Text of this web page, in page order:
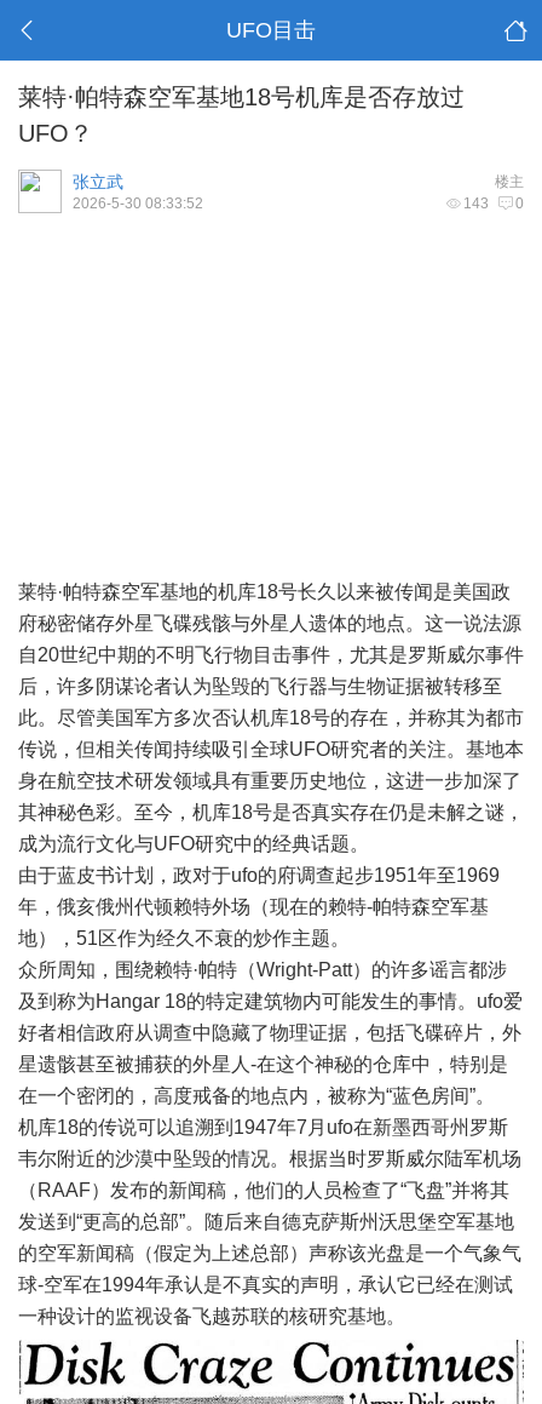
UFO目击
莱特·帕特森空军基地18号机库是否存放过
UFO？
楼主
张立武
143 0
2026-5-30 08:33:52
莱特·帕特森空军基地的机库18号长久以来被传闻是美国政
府秘密储存外星飞碟残骸与外星人 遗体的地点。这一说法源
自20世纪中期的不明飞行物目击事件，尤其是罗斯威尔事件
后，许多阴谋论者认为坠毁的飞行器与生物证据被转移至
此。尽管美国军方多次否认机库18号的存在，并称其为都市
传说，但相关传闻持续吸引全球UFO研究者的关注。基地本
身在航空技术研发领域具有重要历史地位，这进一步加深了
其神秘色彩。至今，机库18号是否真实存在仍是未解之谜，
成为流行文化与UFO研究中的经典话题。
由于蓝皮书计划，政对于ufo的府调查起步1951年至1969
年，俄亥俄州代顿赖特外场（现在的赖特-帕特森空军基
地），51区作为经久不衰的炒作主题。
众所周知，围绕赖特·帕特（Wright-Patt）的许多谣言都涉
及到称为Hangar 18的特定建筑物内可能发生的事情。ufo爱
好者相信政府从调查中隐藏了物理证据，包括飞碟碎片，外
星遗骸甚至被捕获的外星人-在这个神秘的仓库中，特别是
在一个密闭的，高度戒备的地点内，被称为“蓝色房间”。
机库18的传说可以追溯到1947年7月ufo在新墨西哥州罗斯
韦尔附近的沙漠中坠毁的情况。根据当时罗斯威尔陆军机场
（RAAF）发布的新闻稿，他们的人员检查了“飞盘”并将其
发送到“更高的总部”。随后来自德克萨斯州沃思堡空军基地
的空军新闻稿（假定为上述总部）声称该光盘是一个气象气
球-空军在1994年承认是不真实的声明，承认它已经在测试
一种设计的监视设备飞越苏联的核研究基地。